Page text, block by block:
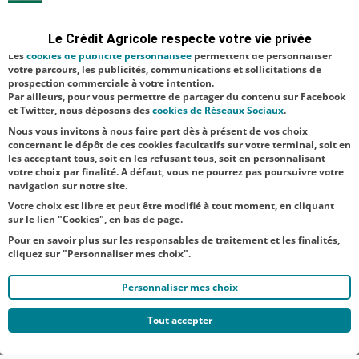
"Les Amis de
Saint-Nicaise
du Chemin-
Vert" pour
célébr...
Le Crédit Agricole respecte votre vie privée
satisfaction facultatifs.
Lescookies de publicité personnalisée permettent de personnaliser
votre parcours, les publicités, communications et sollicitations de
prospection commerciale à votre intention.
Par ailleurs, pour vous permettre de partager du contenu sur Facebook
et Twitter, nous déposons descookies de Réseaux Sociaux.
Nous vous invitons à nous faire part dès à présent de vos choix
concernant le dépôt de ces cookies facultatifs sur votre terminal, soit en
les acceptant tous, soit en les refusant tous, soit en personnalisant
votre choix par finalité. A défaut, vous ne pourrez pas poursuivre votre
navigation sur notre site.
Votre choix est libre et peut être modifié à tout moment, en cliquant
sur le lien "Cookies", en bas de page.
Pour en savoir plus sur les responsables de traitement et les finalités,
cliquez sur "Personnaliser mes choix".
Personnaliser mes choix
Tout accepter